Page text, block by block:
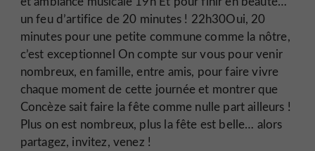
un feu d’artifice de 20 minutes ! 22h30Oui, 20
minutes pour une petite commune comme la nôtre,
c’est exceptionnel On compte sur vous pour venir
nombreux, en famille, entre amis, pour faire vivre
chaque moment de cette journée et montrer que
Concèze sait faire la fête comme nulle part ailleurs !
Plus on est nombreux, plus la fête est belle… alors
partagez, invitez, venez !